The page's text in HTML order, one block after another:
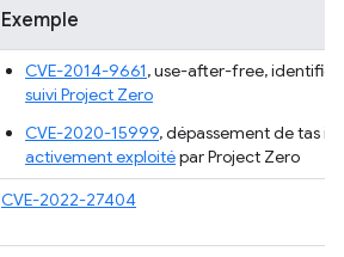
Exemple
CVE-2014-9661, use-after-free, identifié
suivi Project Zero
CVE-2020-15999, dépassement de tas
activement exploitépar Project Zero
CVE-2022-27404